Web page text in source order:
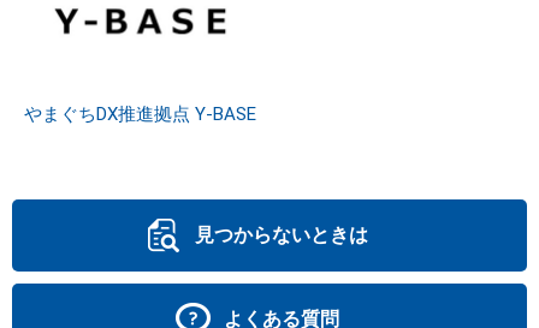
やまぐちDX推進拠点 Y-BASE
見つからないときは
よくある質問